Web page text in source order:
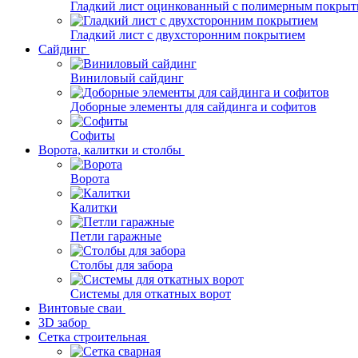
Гладкий лист оцинкованный с полимерным
Гладкий лист с двухсторонним покрытием
Сайдинг
Виниловый сайдинг
Доборные элементы для сайдинга и софитов
Софиты
Ворота, калитки и столбы
Ворота
Калитки
Петли гаражные
Столбы для забора
Системы для откатных ворот
Винтовые сваи
3D забор
Сетка строительная